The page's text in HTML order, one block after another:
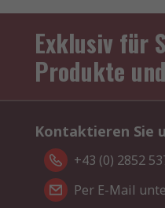
Exklusiv für
Produkte
Kontaktieren Sie
+43 (0) 2852
Per E-Mail